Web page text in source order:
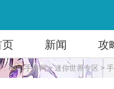
页 新闻 攻
RPG手游网>迷你世界专区 >